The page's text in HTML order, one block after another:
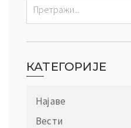
КАТЕГОРИЈЕ
Најаве
Вести